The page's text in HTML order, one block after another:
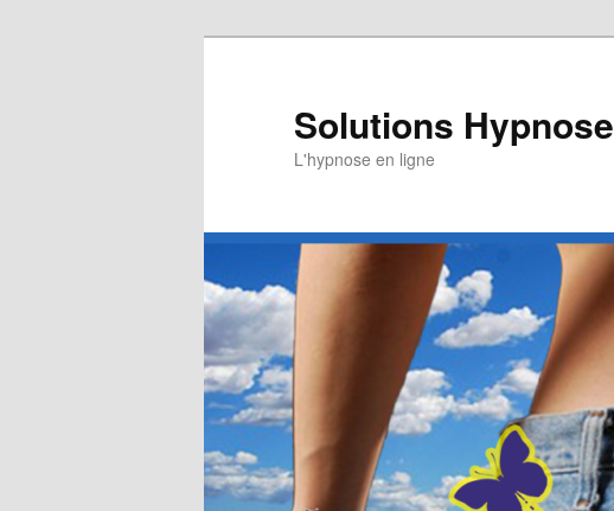
Solutions Hypnose
L'hypnose en ligne